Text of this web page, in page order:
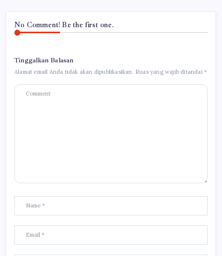
No Comment! Be the first one.
Tinggalkan Balasan
Alamat email Anda tidak akan dipublikasikan. Ruas yang wajib ditandai*